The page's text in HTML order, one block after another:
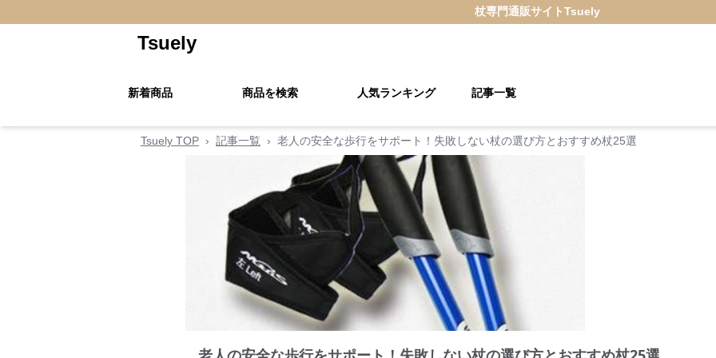
杖専門通販サイトTsuely
Tsuely
新着商品 商品を検索 人気ランキング 記事一覧
Tsuely TOP › 記事一覧 › 老人の安全な歩行をサポート！失敗しない杖の選び方とおすすめ杖25選